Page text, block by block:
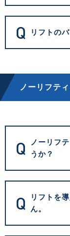
Q リフトの
ノーリフテ
Q
ノーリフ
うか？
Q
リフトを
ん。